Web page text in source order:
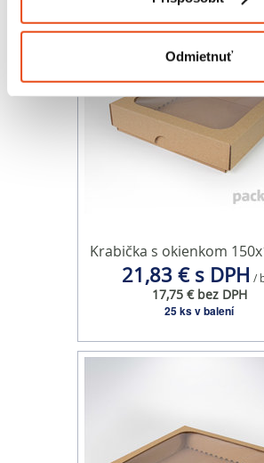
Viac informácií o tom, ako sa
údaje, nájdete v časti svašimi
o používaní súborov cookie.
Na prispôsobenie obsahu a reklám,
sociálnych médií a analýzu
webové stránky, poskytujeme aj našim
môžu príslušné informácie
údajmi, ktoré ste im poskytli alebo
keď ste používali ich služby.
Odmietnuť
Krabička s okienkom
21,83 € s DPH /
17,75 € bez DPH
25 ks v balení